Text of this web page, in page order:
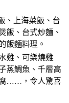
、上海菜飯、台
飯、台式炒麵、
飯麵料理。
雞、可樂燒雞
蒸鯛魚、千層高
腐……，令人驚喜